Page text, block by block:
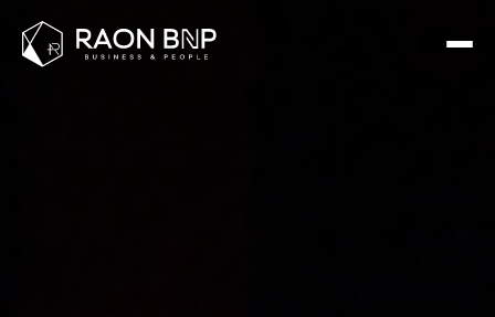
(주)파이오링크 홈페이지 제작 사례 - 인천 라온비엔피